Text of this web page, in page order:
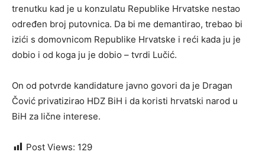
trenutku kad je u konzulatu Republike Hrvatske nestao
određen broj putovnica. Da bi me demantirao, trebao bi
izići s domovnicom Republike Hrvatske i reći kada ju je
dobio i od koga ju je dobio – tvrdi Lučić.
On od potvrde kandidature javno govori da je Dragan
Čović privatizirao HDZ BiH i da koristi hrvatski narod u
BiH za lične interese.
Post Views: 129